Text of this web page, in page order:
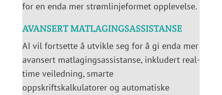
for en enda mer strømlinjeformet opplevelse.
AVANSERT MATLAGINGSASSISTANSE
AI vil fortsette å utvikle seg for å gi enda mer
avansert matlagingsassistanse, inkludert real-
time veiledning, smarte
oppskriftskalkulatorer og automatiske